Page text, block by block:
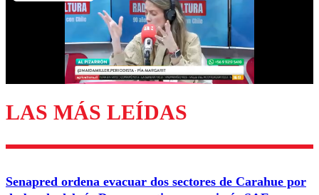
Enviar comentario
LAS MÁS LEÍDAS
Senapred ordena evacuar dos sectores de Carahue por